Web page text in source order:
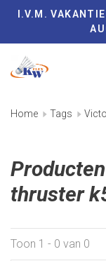
I.V.M.
Home Tags
thruster
Toon 1 - 0 van 0